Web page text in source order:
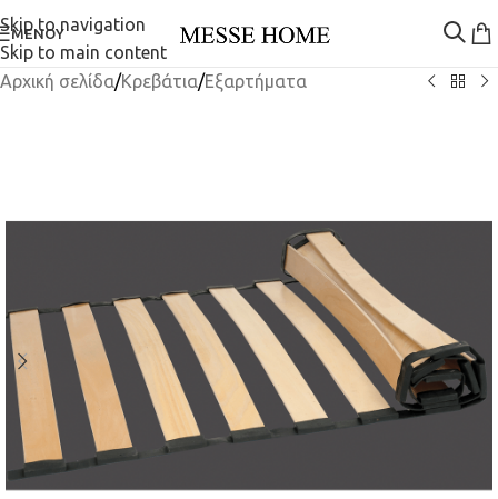
Skip to navigation
Skip to main content
ΜΕΝΟΎ
Αρχική σελίδα/Κρεβάτια/Εξαρτήματα